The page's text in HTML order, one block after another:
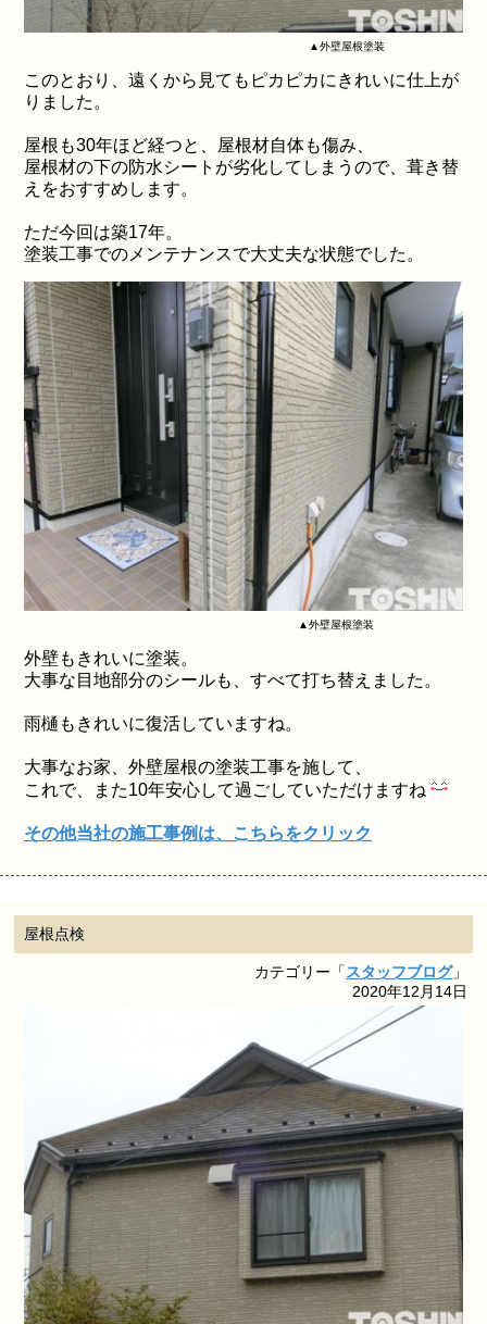
▲外壁屋根塗装
このとおり、遠くから見てもピカピカにきれいに仕上が
りました。
屋根も30年ほど経つと、屋根材自体も傷み、
屋根材の下の防水シートが劣化してしまうので、葺き替
えをおすすめします。
ただ今回は築17年。
塗装工事でのメンテナンスで大丈夫な状態でした。
▲外壁屋根塗装
外壁もきれいに塗装。
大事な目地部分のシールも、すべて打ち替えました。
雨樋もきれいに復活していますね。
大事なお家、外壁屋根の塗装工事を施して、
これで、また10年安心して過ごしていただけますね
その他当社の施工事例は、こちらをクリック
屋根点検
カテゴリー「スタッフブログ」
2020年12月14日